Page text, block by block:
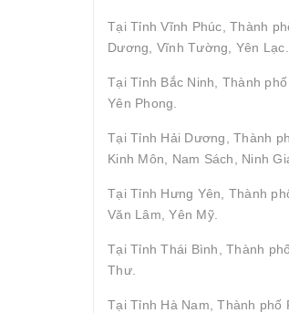
Tại Tỉnh Vĩnh Phúc, Thành
Dương, Vĩnh Tường, Yên Lạc.
Tại Tỉnh Bắc Ninh, Thành
Yên Phong.
Tại Tỉnh Hải Dương, Thành
Kinh Môn, Nam Sách, Ninh
Tại Tỉnh Hưng Yên, Thành
Văn Lâm, Yên Mỹ.
Tại Tỉnh Thái Bình, Thành
Thư.
Tại Tỉnh Hà Nam, Thành phố